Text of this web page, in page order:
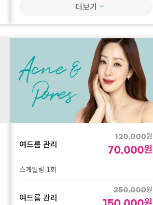
더보기
여드름 관리
120,000원
70,000원
스케일링 1회
여드름 관리
250,000원
원